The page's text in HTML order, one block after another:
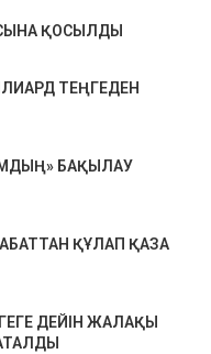
ҚОСЫЛДЫ
ТЕҢГЕДЕН
БАҚЫЛАУ
ҚҰЛАП ҚАЗА
ДЕЙІН ЖАЛАҚЫ